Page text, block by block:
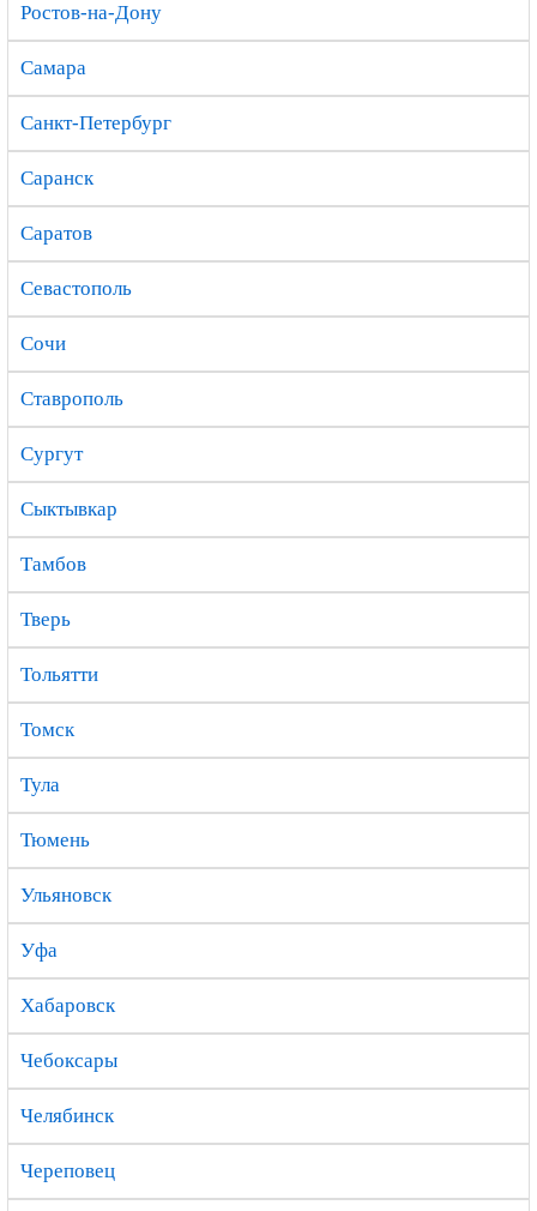
Ростов-на-Дону
Самара
Санкт-Петербург
Саранск
Саратов
Севастополь
Сочи
Ставрополь
Сургут
Сыктывкар
Тамбов
Тверь
Тольятти
Томск
Тула
Тюмень
Ульяновск
Уфа
Хабаровск
Чебоксары
Челябинск
Череповец